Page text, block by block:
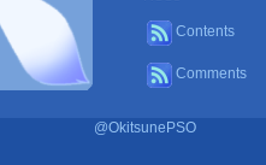
Contents
Comments
@OkitsunePSO